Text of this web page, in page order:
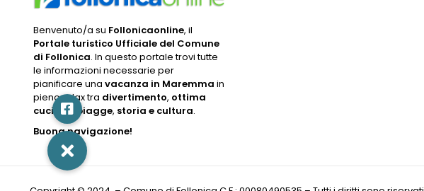
Benvenuto/a su Follonicaonline, il
Portale turistico Ufficiale del Comune
di Follonica. In questo portale trovi tutte
le informazioni necessarie per
pianificare una vacanza in Maremma in
pieno relax tra divertimento, ottima
cucina,spiagge, storia e cultura.
Buona navigazione!